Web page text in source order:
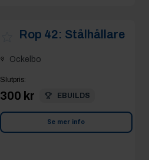
Rop 42: Stålhållare
Ockelbo
Slutpris:
300 kr EBUILDS
Se mer info